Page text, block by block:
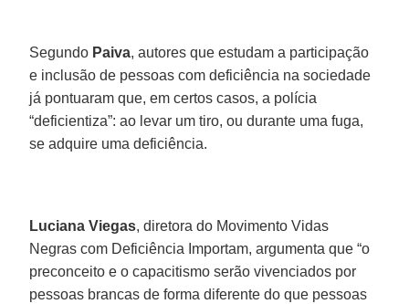
Segundo Paiva, autores que estudam a participação
e inclusão de pessoas com deficiência na sociedade
já pontuaram que, em certos casos, a polícia
“deficientiza”: ao levar um tiro, ou durante uma fuga,
se adquire uma deficiência.
Luciana Viegas, diretora do Movimento Vidas
Negras com Deficiência Importam, argumenta que “o
preconceito e o capacitismo serão vivenciados por
pessoas brancas de forma diferente do que pessoas